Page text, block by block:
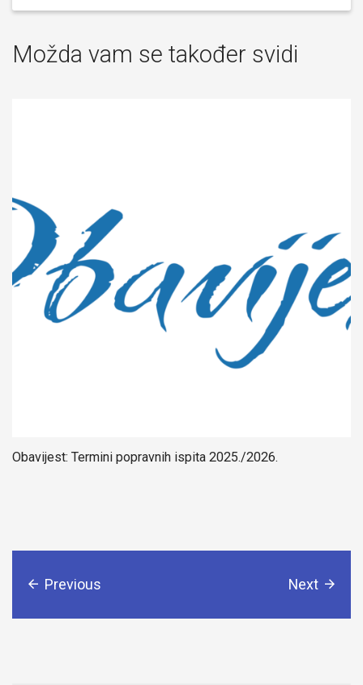
Možda vam se također svidi
Obavijest: Termini popravnih ispita 2025./2026.
Previous Next